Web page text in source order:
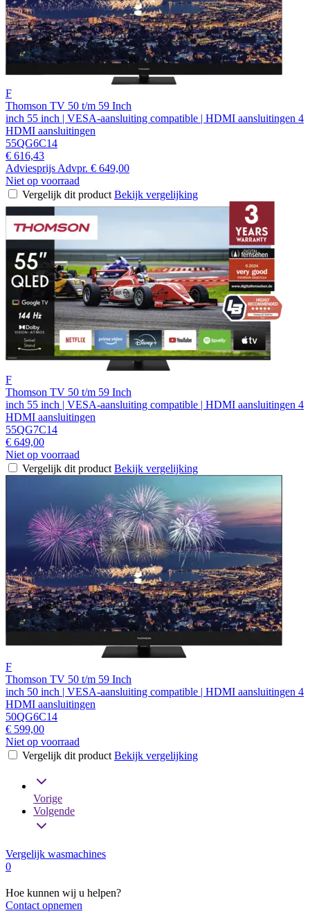
F
Thomson TV 50 t/m 59 Inch
inch 55 inch | VESA-aansluiting compatible | HDMI aansluitingen 4
HDMI aansluitingen
55QG6C14
€ 616,43
Adviesprijs Advpr. € 649,00
Niet op voorraad
Vergelijk dit product Bekijk vergelijking
F
Thomson TV 50 t/m 59 Inch
inch 55 inch | VESA-aansluiting compatible | HDMI aansluitingen 4
HDMI aansluitingen
55QG7C14
€ 649,00
Niet op voorraad
Vergelijk dit product Bekijk vergelijking
F
Thomson TV 50 t/m 59 Inch
inch 50 inch | VESA-aansluiting compatible | HDMI aansluitingen 4
HDMI aansluitingen
50QG6C14
€ 599,00
Niet op voorraad
Vergelijk dit product Bekijk vergelijking
Vorige
Volgende
Vergelijk wasmachines
0
Hoe kunnen wij u helpen?
Contact opnemen